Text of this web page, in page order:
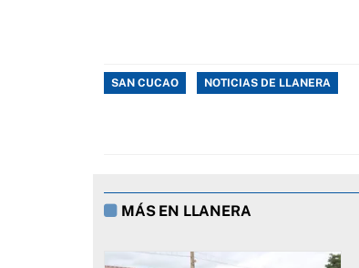
SAN CUCAO NOTICIAS DE LLANERA
MÁS EN LLANERA